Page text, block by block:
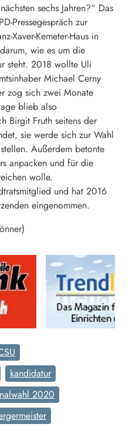
sechs Jahren?“ Das
Pressegespräch zur
Xaver-Kemeter-Haus in
wie es um die
steht. 2018 wollte Uli
Michael Cerny
zog sich zwei Monate
blieb also
Birgit Fruth seitens der
sie werde sich zur Wahl
Außerdem betonte
anpacken und für die
wolle.
und hat 2016
eingenommen.
kandidatur
2020